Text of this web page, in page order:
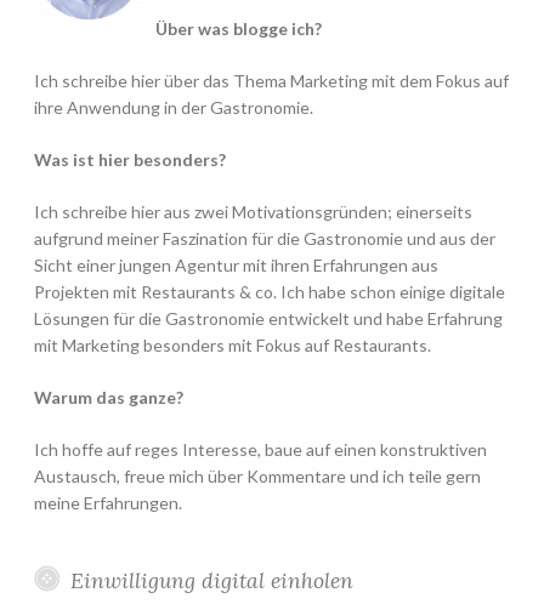
Über was blogge ich?
Ich schreibe hier über das Thema Marketing mit dem Fokus auf
ihre Anwendung in der Gastronomie.
Was ist hier besonders?
Ich schreibe hier aus zwei Motivationsgründen; einerseits
aufgrund meiner Faszination für die Gastronomie und aus der
Sicht einer jungen Agentur mit ihren Erfahrungen aus
Projekten mit Restaurants & co. Ich habe schon einige digitale
Lösungen für die Gastronomie entwickelt und habe Erfahrung
mit Marketing besonders mit Fokus auf Restaurants.
Warum das ganze?
Ich hoffe auf reges Interesse, baue auf einen konstruktiven
Austausch, freue mich über Kommentare und ich teile gern
meine Erfahrungen.
Einwilligung digital einholen